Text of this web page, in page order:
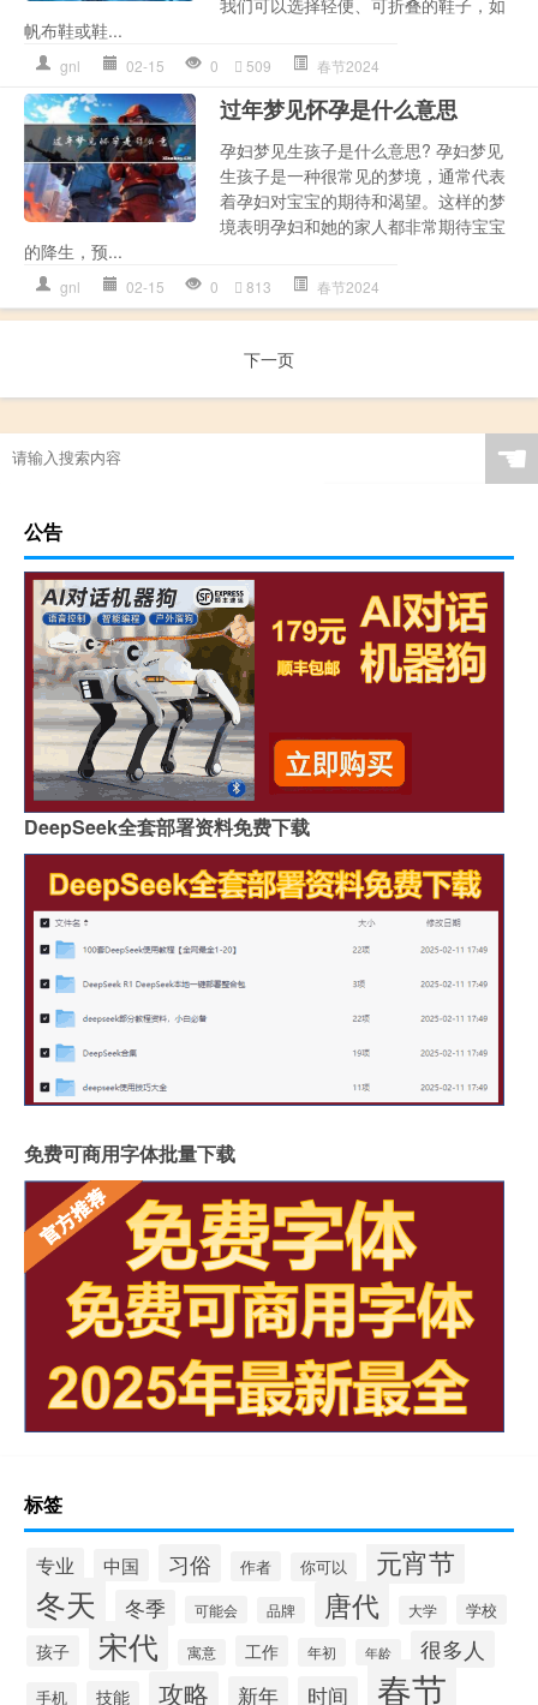
我们可以选择轻便、可折叠的鞋子，如
帆布鞋或鞋...
gnl 02-15 0 509 春节2024
过年梦见怀孕是什么意思
孕妇梦见生孩子是什么意思? 孕妇梦见
生孩子是一种很常见的梦境，通常代表
着孕妇对宝宝的期待和渴望。这样的梦
境表明孕妇和她的家人都非常期待宝宝
的降生，预...
gnl 02-15 0 813 春节2024
下一页
☚
公告
DeepSeek全套部署资料免费下载
免费可商用字体批量下载
标签
专业 中国 习俗 作者 你可以 元宵节
冬天 冬季 可能会 品牌 唐代 大学 学校
孩子 宋代 寓意 工作 年初 年龄 很多人
手机 技能 攻略 新年 时间 春节